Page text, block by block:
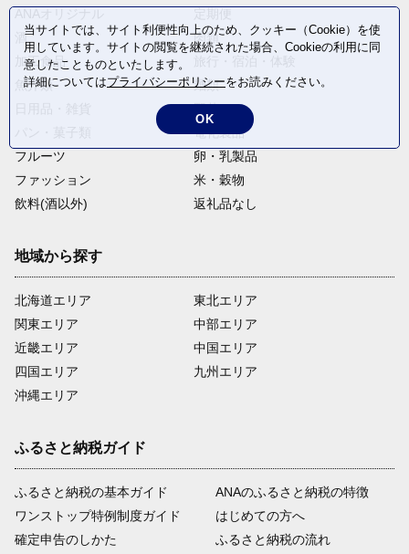
酒
肉類
加工食品
魚介類
麺類
野菜
電化製品
フルーツ
卵・乳製品
ファッション
米・穀物
飲料(酒以外)
返礼品なし
地域から探す
北海道エリア
関東エリア
近畿エリア
四国エリア
沖縄エリア
東北エリア
中部エリア
中国エリア
九州エリア
ふるさと納税ガイド
ふるさと納税の基本ガイド
ワンストップ特例制度ガイド
確定申告のしかた
ANAのふるさと納税の特徴
はじめての方へ
ふるさと納税の流れ
当サイトでは、サイト利便性向上のため、クッキー（Cookie）を使
用しています。サイトの閲覧を継続された場合、Cookieの利用に同
意したことものといたします。
詳細についてはプライバシーポリシーをお読みください。
OK